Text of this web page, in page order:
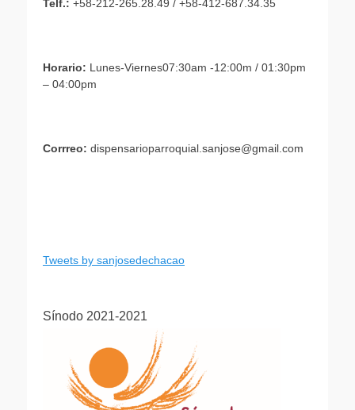
Telf.: +58-212-265.28.49 / +58-412-687.34.35
Horario: Lunes-Viernes07:30am -12:00m / 01:30pm
– 04:00pm
Corrreo: dispensarioparroquial.sanjose@gmail.com
Tweets by sanjosedechacao
Sínodo 2021-2021